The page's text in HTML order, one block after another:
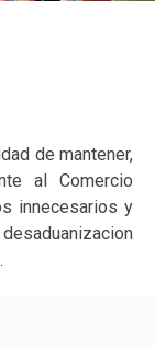
de mantener,
al Comercio
innecesarios y